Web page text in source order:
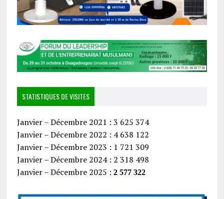
STATISTIQUES DE VISITES
Janvier – Décembre 2021 : 3 625 374
Janvier – Décembre 2022 : 4 638 122
Janvier – Décembre 2023 : 1 721 309
Janvier – Décembre 2024 : 2 318 498
Janvier – Décembre 2025 : 2 577 322